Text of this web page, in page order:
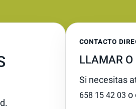
CONTACTO
LLAMAR O
Si necesitas
658 15 42 03 o